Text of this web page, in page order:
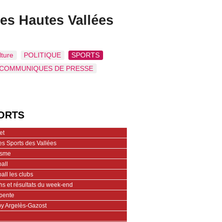
Hautes Vallées
POLITIQUE
SPORTS
DE PRESSE
Sports des Vallées
les clubs
et résultats du week-end
Argelès-Gazost